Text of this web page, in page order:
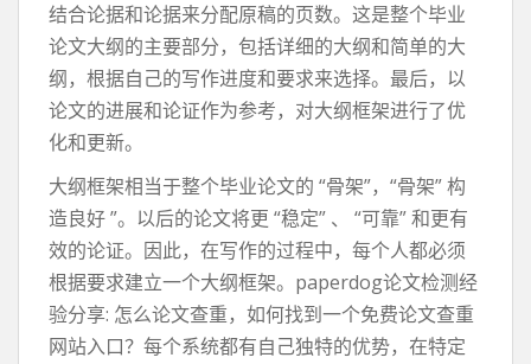
结合论据和论据来分配原稿的页数。这是整个毕业
论文大纲的主要部分，包括详细的大纲和简单的大
纲，根据自己的写作进度和要求来选择。最后，以
论文的进展和论证作为参考，对大纲框架进行了优
化和更新。
大纲框架相当于整个毕业论文的 “骨架”，“骨架” 构
造良好 ”。以后的论文将更 “稳定” 、 “可靠” 和更有
效的论证。因此，在写作的过程中，每个人都必须
根据要求建立一个大纲框架。paperdog论文检测经
验分享: 怎么论文查重，如何找到一个免费论文查重
网站入口？每个系统都有自己独特的优势，在特定